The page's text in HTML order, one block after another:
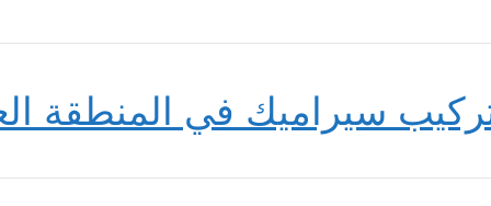
سيراميك في المنطقة